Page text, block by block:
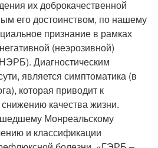
их доброкачественной
его достоинством, по нашему
признание в рамках
(неэрозивной)
Диагностическим
является симптоматика (в
которая приводит к
качества жизни.
Монреальскому
и классификации